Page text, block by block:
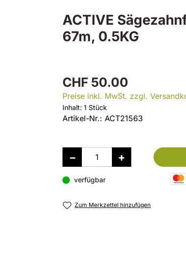
ACTIVE
67m, 0.5KG
CHF 50.00
Preise inkl. MwSt. zzgl.
Inhalt: 1 Stück
Artikel-Nr.: ACT21563
verfügbar
Zum Merkzettel hinzufügen